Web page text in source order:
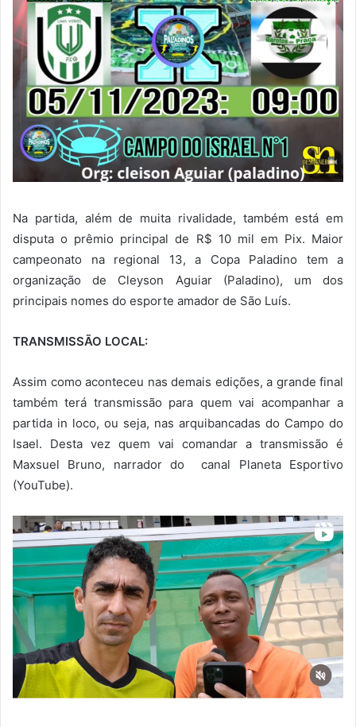
Na partida, além de muita rivalidade, também está em
disputa o prêmio principal de R$ 10 mil em Pix. Maior
campeonato na regional 13, a Copa Paladino tem a
organização de Cleyson Aguiar (Paladino), um dos
principais nomes do esporte amador de São Luís.
TRANSMISSÃO LOCAL:
Assim como aconteceu nas demais edições, a grande final
também terá transmissão para quem vai acompanhar a
partida in loco, ou seja, nas arquibancadas do Campo do
Isael. Desta vez quem vai comandar a transmissão é
Maxsuel Bruno, narrador do
canal Planeta Esportivo
(YouTube).